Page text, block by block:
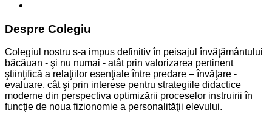
Despre Colegiu
Colegiul nostru s-a impus definitiv în peisajul învăţământului
băcăuan - şi nu numai - atât prin valorizarea pertinent
ştiinţifică a relaţiilor esenţiale între predare – învăţare -
evaluare, cât şi prin interese pentru strategiile didactice
moderne din perspectiva optimizării proceselor instruirii în
funcţie de noua fizionomie a personalităţii elevului.